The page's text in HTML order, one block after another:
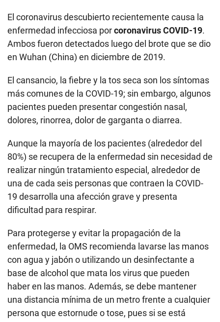
El coronavirus descubierto recientemente causa la
enfermedad infecciosa porcoronavirus COVID-19.
Ambos fueron detectados luego del brote que se dio
en Wuhan (China) en diciembre de 2019.
El cansancio, la fiebre y la tos seca son los síntomas
más comunes de la COVID-19; sin embargo, algunos
pacientes pueden presentar congestión nasal,
dolores, rinorrea, dolor de garganta o diarrea.
Aunque la mayoría de los pacientes (alrededor del
80%) se recupera de la enfermedad sin necesidad de
realizar ningún tratamiento especial, alrededor de
una de cada seis personas que contraen la COVID-
19 desarrolla una afección grave y presenta
dificultad para respirar.
Para protegerse y evitar la propagación de la
enfermedad, la OMS recomienda lavarse las manos
con agua y jabón o utilizando un desinfectante a
base de alcohol que mata los virus que pueden
haber en las manos. Además, se debe mantener
una distancia mínima de un metro frente a cualquier
persona que estornude o tose, pues si se está